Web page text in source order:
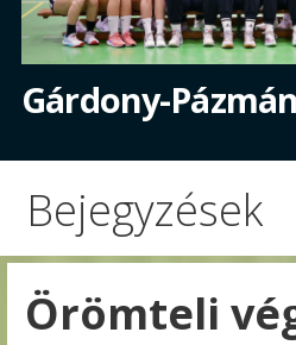
Gárdony-
Bejegyzések
Örömteli